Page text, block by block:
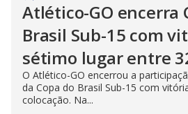
Atlético-GO encerra
Brasil Sub-15 com
sétimo lugar entre
O Atlético-GO encerrou a
da Copa do Brasil Sub-15 com
colocação. Na...